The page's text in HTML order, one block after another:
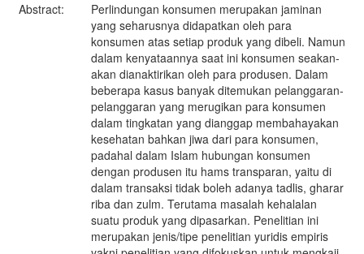
Abstract:
Perlindungan konsumen merupakan jaminan
yang seharusnya didapatkan oleh para
konsumen atas setiap produk yang dibeli. Namun
dalam kenyataannya saat ini konsumen seakan-
akan dianaktirikan oleh para produsen. Dalam
beberapa kasus banyak ditemukan pelanggaran-
pelanggaran yang merugikan para konsumen
dalam tingkatan yang dianggap membahayakan
kesehatan bahkan jiwa dari para konsumen,
padahal dalam Islam hubungan konsumen
dengan produsen itu hams transparan, yaitu di
dalam transaksi tidak boleh adanya tadlis, gharar
riba dan zulm. Terutama masalah kehalalan
suatu produk yang dipasarkan. Penelitian ini
merupakan jenis/tipe penelitian yuridis empiris